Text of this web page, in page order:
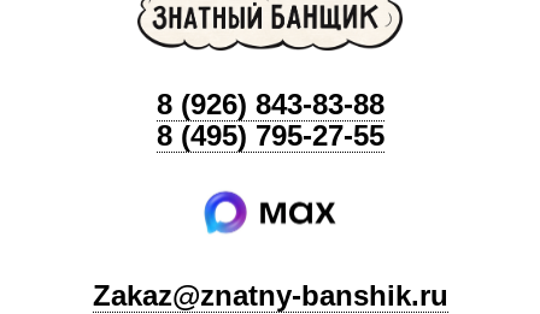
8 (926) 843-83-88
8 (495) 795-27-55
Zakaz@znatny-banshik.ru